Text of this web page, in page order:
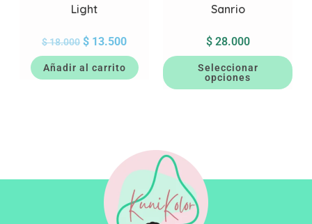
Light
$18.000 $ 13.500
Añadir al carrito
Sanrio
$28.000
Seleccionar
opciones